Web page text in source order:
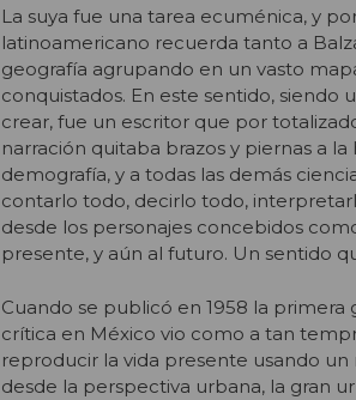
La suya fue una tarea ecuménica, y
latinoamericano recuerda tanto a
geografía agrupando en un vasto
conquistados. En este sentido,
crear, fue un escritor que por
narración quitaba brazos y piernas a
demografía, y a todas las demás
contarlo todo, decirlo todo,
desde los personajes concebidos
presente, y aún al futuro. Un sentido
Cuando se publicó en 1958 la
crítica en México vio como a tan
reproducir la vida presente usando
desde la perspectiva urbana, la gran